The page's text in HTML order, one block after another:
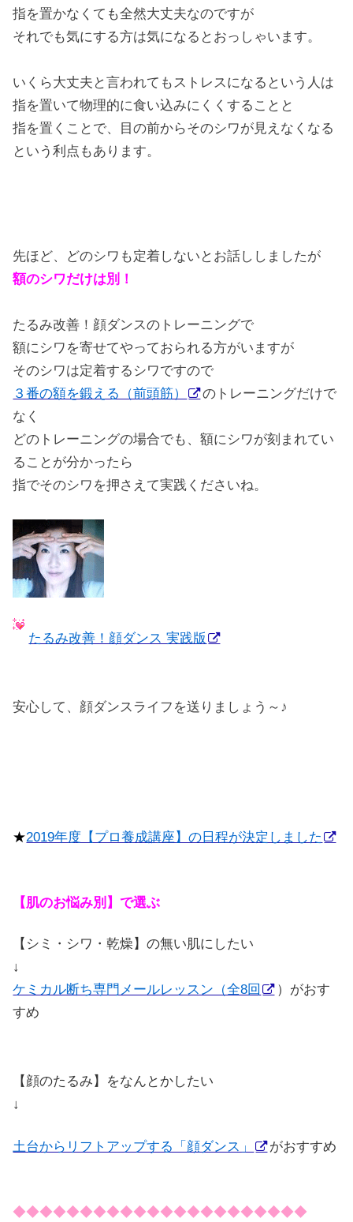
指を置かなくても全然大丈夫なのですが
それでも気にする方は気になるとおっしゃいます。
いくら大丈夫と言われてもストレスになるという人は
指を置いて物理的に食い込みにくくすることと
指を置くことで、目の前からそのシワが見えなくなる
という利点もあります。
先ほど、どのシワも定着しないとお話ししましたが
額のシワだけは別！
たるみ改善！顔ダンスのトレーニングで
額にシワを寄せてやっておられる方がいますが
そのシワは定着するシワですので
３番の額を鍛える（前頭筋）
のトレーニングだけで
なく
どのトレーニングの場合でも、額にシワが刻まれてい
ることが分かったら
指でそのシワを押さえて実践くださいね。
たるみ改善！顔ダンス 実践版
安心して、顔ダンスライフを送りましょう～♪
★2019年度【プロ養成講座】の日程が決定しました
【肌のお悩み別】で選ぶ
【シミ・シワ・乾燥】の無い肌にしたい
↓
ケミカル断ち専門メールレッスン（全8回
）がおす
すめ
【顔のたるみ】をなんとかしたい
↓
土台からリフトアップする「顔ダンス」 がおすすめ
◆◆◆◆◆◆◆◆◆◆◆◆◆◆◆◆◆◆◆◆◆◆